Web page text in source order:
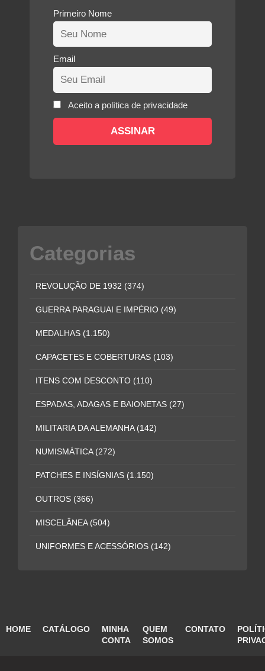
Primeiro Nome
Email
Aceito a política de privacidade
Categorias
REVOLUÇÃO DE 1932 (374)
GUERRA PARAGUAI E IMPÉRIO (49)
MEDALHAS (1.150)
CAPACETES E COBERTURAS (103)
ITENS COM DESCONTO (110)
ESPADAS, ADAGAS E BAIONETAS (27)
MILITARIA DA ALEMANHA (142)
NUMISMÁTICA (272)
PATCHES E INSÍGNIAS (1.150)
OUTROS (366)
MISCELÂNEA (504)
UNIFORMES E ACESSÓRIOS (142)
HOME CATÁLOGO
MINHA
CONTA
QUEM
SOMOS
CONTATO